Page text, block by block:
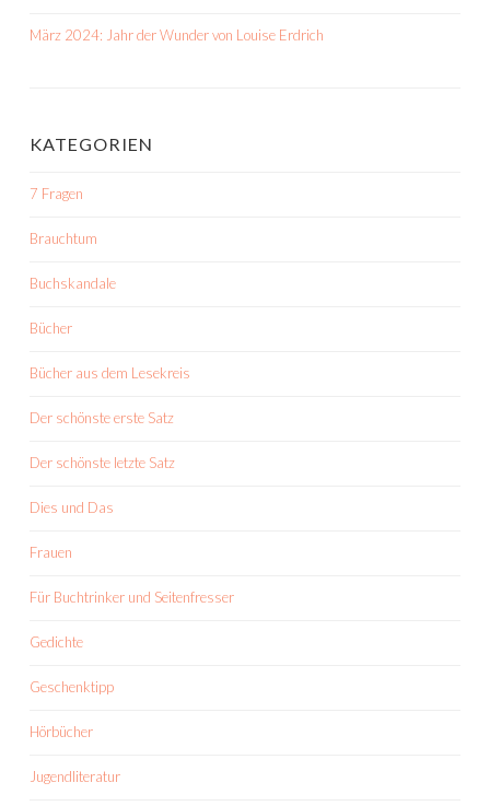
März 2024: Jahr der Wunder von Louise Erdrich
KATEGORIEN
7 Fragen
Brauchtum
Buchskandale
Bücher
Bücher aus dem Lesekreis
Der schönste erste Satz
Der schönste letzte Satz
Dies und Das
Frauen
Für Buchtrinker und Seitenfresser
Gedichte
Geschenktipp
Hörbücher
Jugendliteratur